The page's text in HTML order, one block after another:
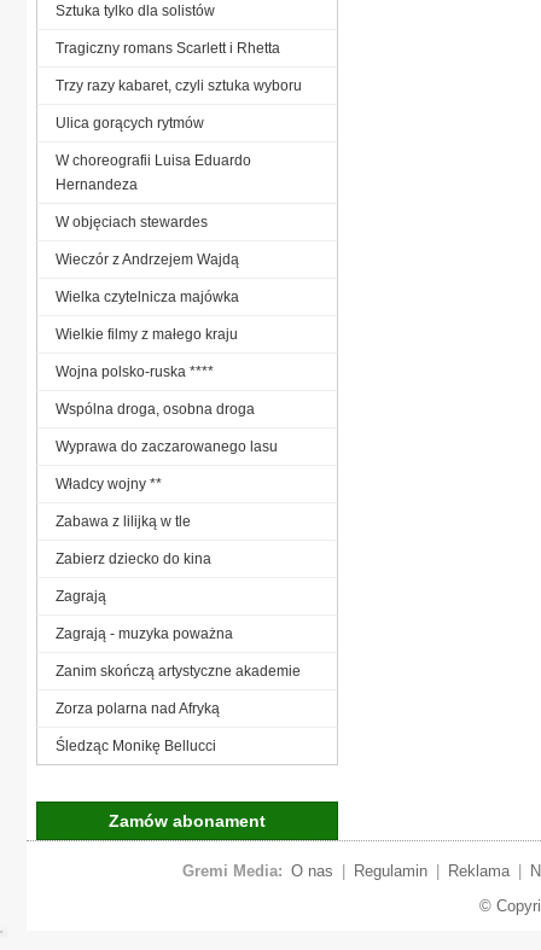
Sztuka tylko dla solistów
Tragiczny romans Scarlett i Rhetta
Trzy razy kabaret, czyli sztuka wyboru
Ulica gorących rytmów
W choreografii Luisa Eduardo
Hernandeza
W objęciach stewardes
Wieczór z Andrzejem Wajdą
Wielka czytelnicza majówka
Wielkie filmy z małego kraju
Wojna polsko-ruska ****
Wspólna droga, osobna droga
Wyprawa do zaczarowanego lasu
Władcy wojny **
Zabawa z lilijką w tle
Zabierz dziecko do kina
Zagrają
Zagrają - muzyka poważna
Zanim skończą artystyczne akademie
Zorza polarna nad Afryką
Śledząc Monikę Bellucci
Zamów abonament
Gremi Media: O nas Regulamin Reklama
©